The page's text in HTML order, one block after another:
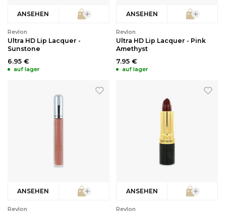
ANSEHEN
Revlon
Ultra HD Lip Lacquer -
Sunstone
6.95 €
auf lager
ANSEHEN
Revlon
Ultra HD Lip Lacquer - Pink
Amethyst
7.95 €
auf lager
ANSEHEN
Revlon
ANSEHEN
Revlon